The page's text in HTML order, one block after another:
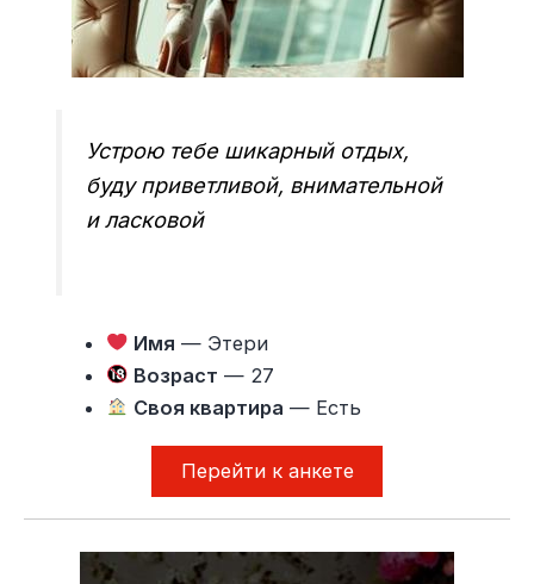
Устрою тебе шикарный отдых,
буду приветливой, внимательной
и ласковой
Имя — Этери
Возраст — 27
Своя квартира — Есть
Перейти к анкете